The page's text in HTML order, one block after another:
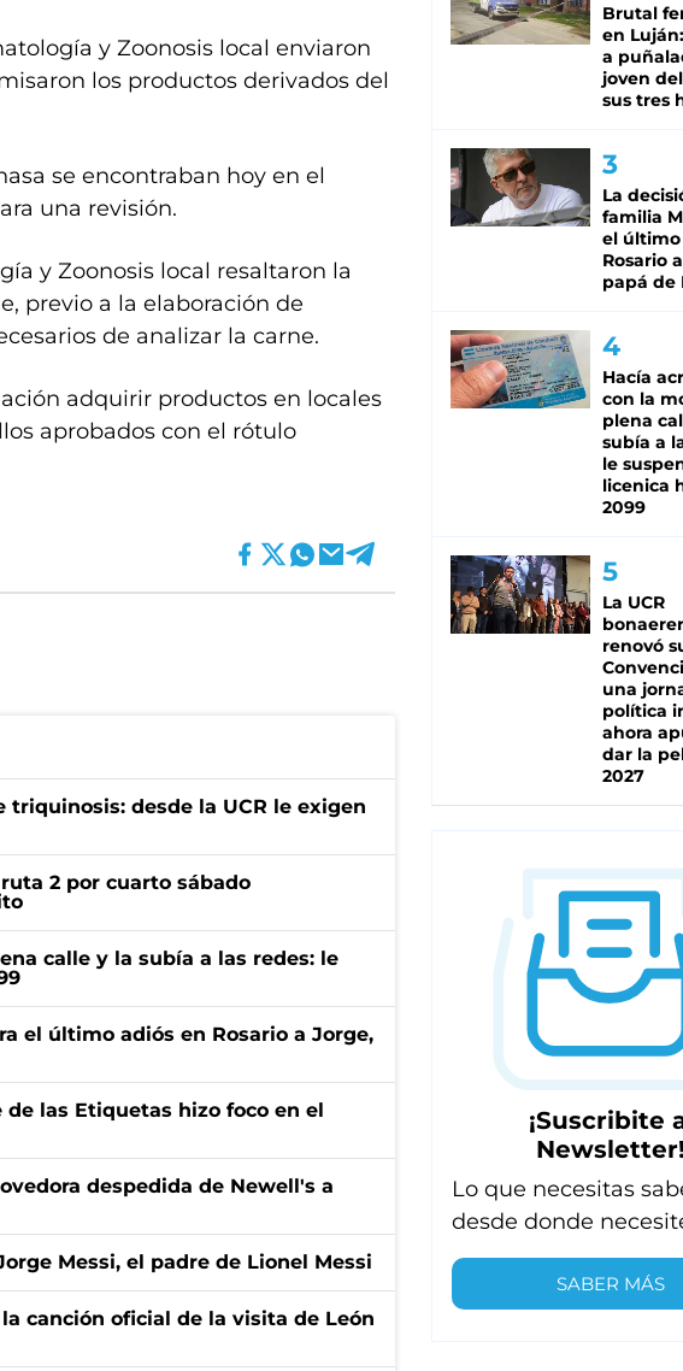
y Zoonosis local enviaron
los productos derivados del
se encontraban hoy en el
una revisión.
y Zoonosis local resaltaron la
previo a la elaboración de
de analizar la carne.
adquirir productos en locales
aprobados con el rótulo
desde la UCR le exigen
2 por cuarto sábado
calle y la subía a las redes: le
el último adiós en Rosario a Jorge,
las Etiquetas hizo foco en el
despedida de Newell's a
Messi, el padre de Lionel Messi
canción oficial de la visita de León
Brutal
en
a
joven
sus tres
La
familia
el último
Rosario
papá de
Hacía
con la
plena
subía a
le
licenica
2099
La UCR
renovó
una
política
ahora
dar la
2027
¡Suscribite
Lo que necesitas
desde donde
SABER MÁS